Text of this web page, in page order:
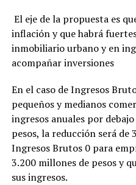
El eje de la propuesta es
inflación y que habrá
inmobiliario urbano y en
acompañar inversiones
En el caso de Ingresos
pequeños y medianos
ingresos anuales por
pesos, la reducción será de
Ingresos Brutos 0 para
3.200 millones de pesos y
sus ingresos.